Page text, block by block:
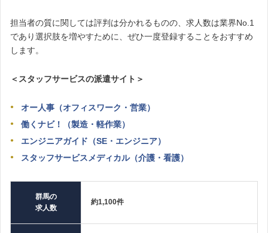
担当者の質に関しては評判は分かれるものの、求人数は業界No.1
であり選択肢を増やすために、ぜひ一度登録することをおすすめ
します。
＜スタッフサービスの派遣サイト＞
オー人事（オフィスワーク・営業）
働くナビ！（製造・軽作業）
エンジニアガイド（SE・エンジニア）
スタッフサービスメディカル（介護・看護）
群馬の
求人数
約1,100件